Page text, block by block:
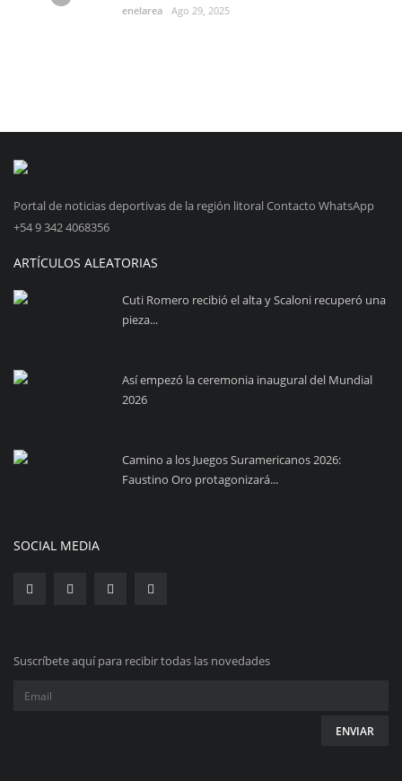
enelarea Ago 29, 2025
Portal de noticias deportivas de la región litoral Contacto WhatsApp
+54 9 342 4068356
ARTÍCULOS ALEATORIAS
Cuti Romero recibió el alta y Scaloni recuperó una
pieza...
Así empezó la ceremonia inaugural del Mundial
2026
Camino a los Juegos Suramericanos 2026:
Faustino Oro protagonizará...
SOCIAL MEDIA
Suscríbete aquí para recibir todas las novedades